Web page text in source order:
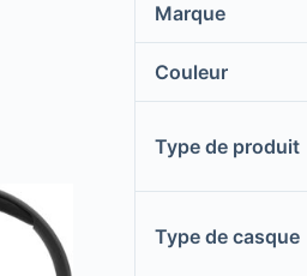
Marque
Couleur
Type de produit
Type de casque